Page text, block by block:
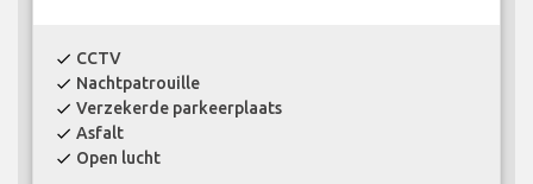
check CCTV
check Nachtpatrouille
check Verzekerde parkeerplaats
check Asfalt
check Open lucht